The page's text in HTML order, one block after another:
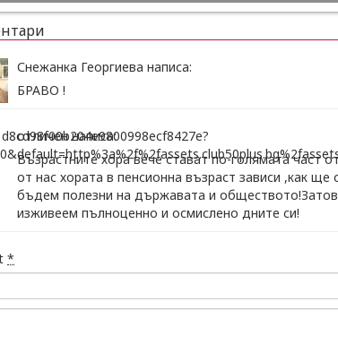
Снежанка Георгиева написа:
БРАВО !
отличен написа:
Възрастните хора вече стават по-голямата част
от нас хората в пенсионна възраст зависи ,как
бъдем полезни на държавата и
изживеем пълноценно и осмислено дните си!
*